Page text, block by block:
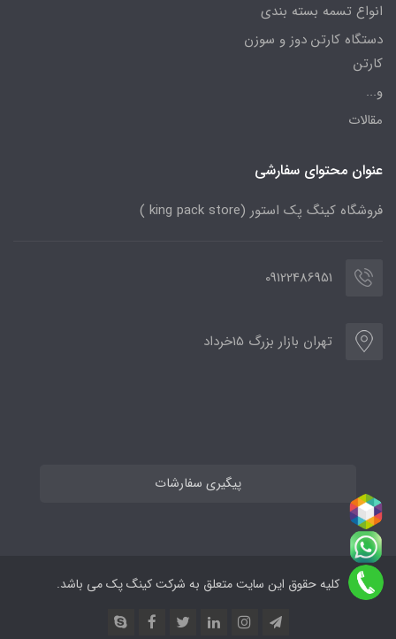
انواع تسمه بسته بندی
دستگاه کارتن دوز و سوزن
کارتن
و...
مقالات
عنوان محتوای سفارشی
فروشگاه کینگ پک استور (king pack store )
09122486951
تهران بازار بزرگ 15خرداد
پیگیری سفارشات
کلیه حقوق این سایت متعلق به شرکت کینگ پک می باشد.